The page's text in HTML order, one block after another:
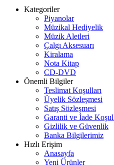
Kategoriler
Piyanolar
Müzikal Hediyelik
Müzik Aletleri
Çalgı Aksesuarı
Kiralama
Nota Kitap
CD-DVD
Önemli Bilgiler
Teslimat Koşulları
Üyelik Sözleşmesi
Satış Sözleşmesi
Garanti ve İade
Gizlilik ve Güvenlik
Banka Bilgilerimiz
Hızlı Erişim
Anasayfa
Yeni Ürünler